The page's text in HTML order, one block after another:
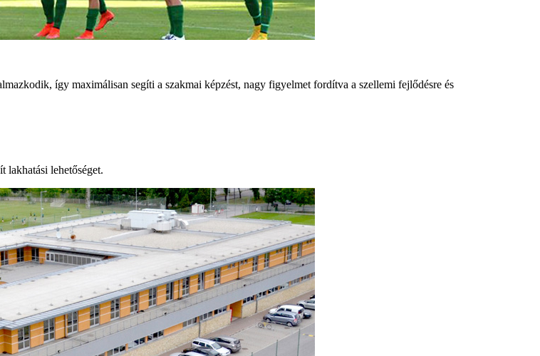
így maximálisan segíti a szakmai képzést, nagy figyelmet fordítva a szellemi fejlődésre és
lakhatási lehetőséget.